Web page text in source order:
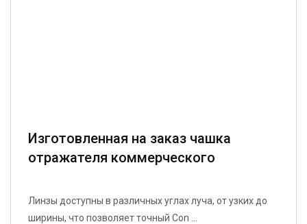
Изготовленная на заказ чашка
отражателя коммерческого
способностью, подходит для
различных прожекторов_复制
Линзы доступны в различных углах луча, от узких до
ширины, что позволяет точный Con ...